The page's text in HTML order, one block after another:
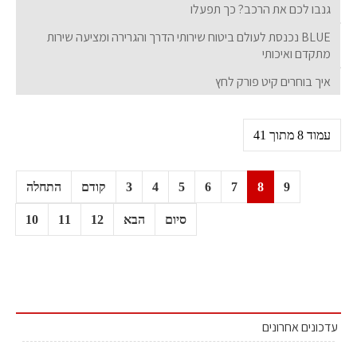
גנבו לכם את הרכב? כך תפעלו
BLUE נכנסת לעולם ביטוח שירותי הדרך והגרירה ומציעה שירות
מתקדם ואיכותי
איך בוחרים קיט פורק לחץ
עמוד 8 מתוך 41
התחלה קודם 3 4 5 6 7 8 9
10 11 12 הבא סיום
עדכונים אחרונים